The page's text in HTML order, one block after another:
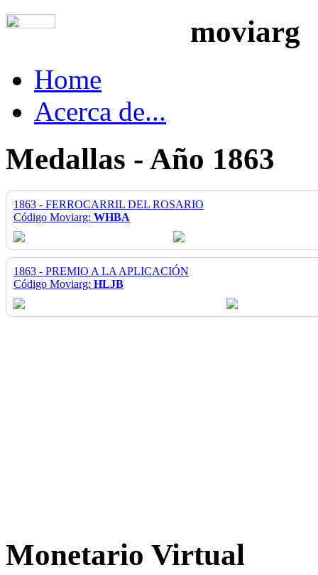
moviarg
Home
Acerca de...
Medallas - Año 1863
1863 - FERROCARRIL DEL ROSARIO
Código Moviarg: WHBA
1863 - PREMIO A LA APLICACIÓN
Código Moviarg: HLJB
Monetario Virtual